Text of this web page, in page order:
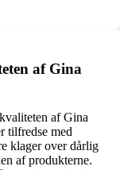
af Gina
af Gina
tilfredse med
klager over dårlig
af produkterne.